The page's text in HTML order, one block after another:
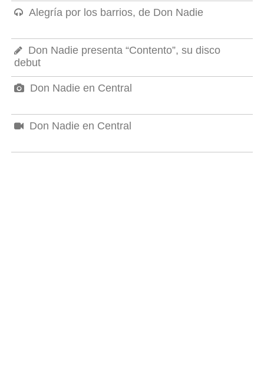
Alegría por los barrios, de Don Nadie
Don Nadie presenta “Contento”, su disco
debut
Don Nadie en Central
Don Nadie en Central